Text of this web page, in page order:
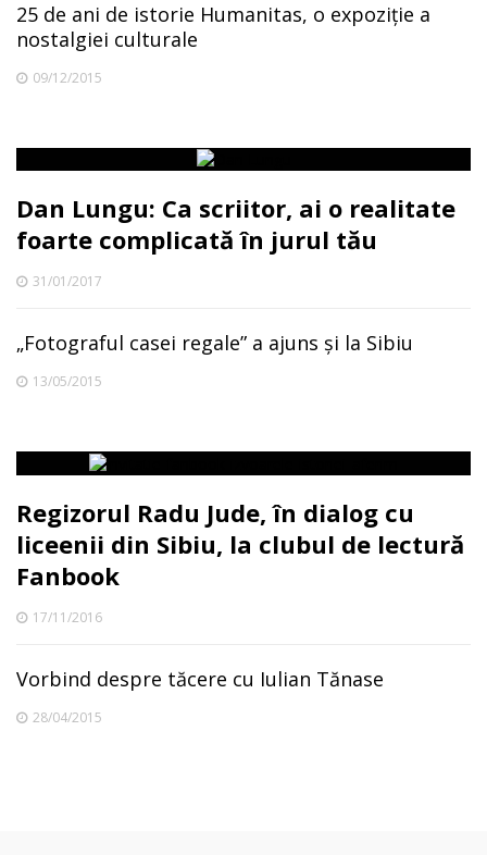
25 de ani de istorie Humanitas, o expoziție a
nostalgiei culturale
09/12/2015
Dan Lungu: Ca scriitor, ai o realitate
foarte complicată în jurul tău
31/01/2017
„Fotograful casei regale” a ajuns și la Sibiu
13/05/2015
Regizorul Radu Jude, în dialog cu
liceenii din Sibiu, la clubul de lectură
Fanbook
17/11/2016
Vorbind despre tăcere cu Iulian Tănase
28/04/2015